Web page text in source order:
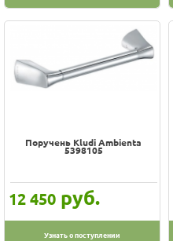
Поручень Kludi Ambienta
5398105
12 450 руб.
Узнать о поступлении